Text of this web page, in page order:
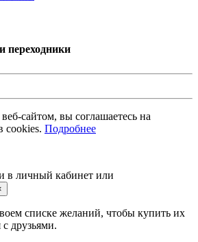
переходники
сайтом, вы соглашаетесь на
cookies. Подробнее
в личный кабинет или
списке желаний, чтобы купить их
друзьями.